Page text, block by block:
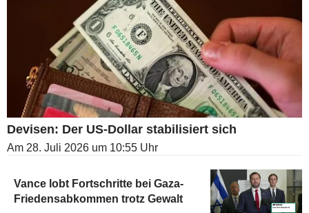
Devisen: Der US-Dollar stabilisiert sich
Am 28. Juli 2026 um 10:55 Uhr
Vance lobt Fortschritte bei Gaza-
Friedensabkommen trotz Gewalt